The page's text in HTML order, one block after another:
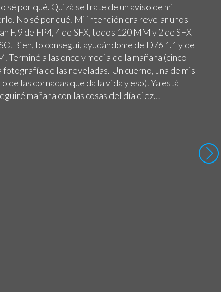
sé por qué. Quizá se trate de un aviso de mi
No sé por qué. Mi intención era revelar unos
F, 9 de FP4, 4 de SFX, todos 120 MM y 2 de SFX
Bien, lo conseguí, ayudándome de D76 1.1 y de
Terminé a las once y media de la mañana (cinco
fotografía de las reveladas. Un cuerno, una de mis
de las cornadas que da la vida y eso). Ya está
mañana con las cosas del día diez…